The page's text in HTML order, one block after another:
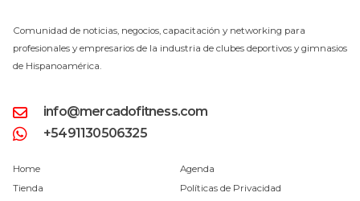
Comunidad de noticias, negocios, capacitación y networking para
profesionales y empresarios de la industria de clubes deportivos y gimnasios
de Hispanoamérica.
info@mercadofitness.com
+5491130506325
Home
Tienda
Agenda
Políticas de Privacidad